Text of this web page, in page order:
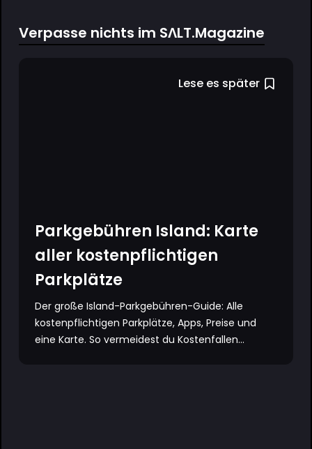
Verpasse nichts im SΛLT.Magazine
Lese es später
Parkgebühren Island: Karte
aller kostenpflichtigen
Parkplätze
Der große Island-Parkgebühren-Guide: Alle
kostenpflichtigen Parkplätze, Apps, Preise und
eine Karte. So vermeidest du Kostenfallen...